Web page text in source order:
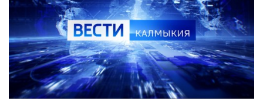
заранее, а кампания по зачислению стартует летом и
продлится до сентября. Выпускники могут подавать
документы сразу в несколько учебных заведений и на
разные направления подготовки, что расширяет
возможности выбора.
Для поступления на бюджетное место больше не
требуется предоставлять оригинал аттестата —